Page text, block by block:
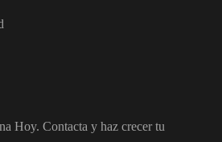
Hoy. Contacta y haz crecer tu